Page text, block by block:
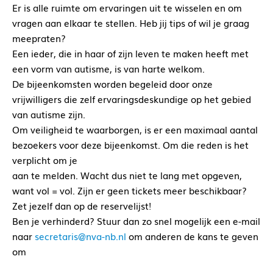
Er is alle ruimte om ervaringen uit te wisselen en om
vragen aan elkaar te stellen. Heb jij tips of wil je graag
meepraten?
Een ieder, die in haar of zijn leven te maken heeft met
een vorm van autisme, is van harte welkom.
De bijeenkomsten worden begeleid door onze
vrijwilligers die zelf ervaringsdeskundige op het gebied
van autisme zijn.
Om veiligheid te waarborgen, is er een maximaal aantal
bezoekers voor deze bijeenkomst. Om die reden is het
verplicht om je
aan te melden. Wacht dus niet te lang met opgeven,
want vol = vol. Zijn er geen tickets meer beschikbaar?
Zet jezelf dan op de reservelijst!
Ben je verhinderd? Stuur dan zo snel mogelijk een e-mail
naar secretaris@nva-nb.nl om anderen de kans te geven
om